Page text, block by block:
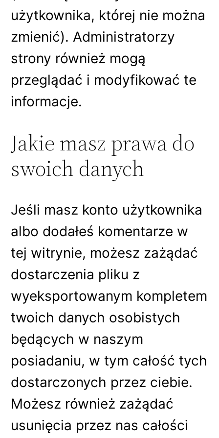
użytkownika, której nie można
zmienić). Administratorzy
strony również mogą
przeglądać i modyfikować te
informacje.
Jakie masz prawa do
swoich danych
Jeśli masz konto użytkownika
albo dodałeś komentarze w
tej witrynie, możesz zażądać
dostarczenia pliku z
wyeksportowanym kompletem
twoich danych osobistych
będących w naszym
posiadaniu, w tym całość tych
dostarczonych przez ciebie.
Możesz również zażądać
usunięcia przez nas całości